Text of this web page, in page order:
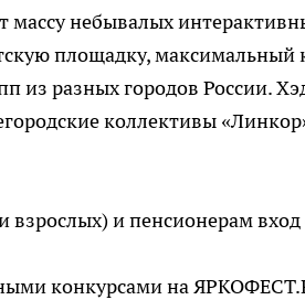
массу небывалых
площадку,
из разных городов России.
коллективы
взрослых) и пенсионерам
конкурсами на